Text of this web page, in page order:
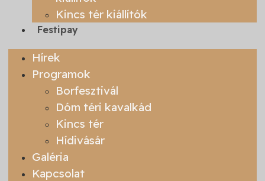
Kincs tér kiállítók
Festipay
Hírek
Programok
Borfesztivál
Dóm téri kavalkád
Kincs tér
Hídivásár
Galéria
Kapcsolat